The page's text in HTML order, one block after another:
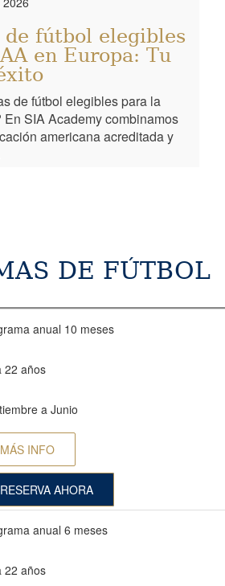
de fútbol elegibles
en Europa: Tu
de fútbol elegibles para la
SIA Academy combinamos
americana acreditada y
DE FÚTBOL
anual 10 meses
22 años
a Junio
MÁS INFO
RESERVA AHORA
anual 6 meses
22 años